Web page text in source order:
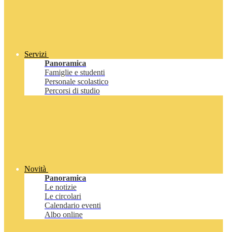
Servizi
Panoramica
Famiglie e studenti
Personale scolastico
Percorsi di studio
Novità
Panoramica
Le notizie
Le circolari
Calendario eventi
Albo online